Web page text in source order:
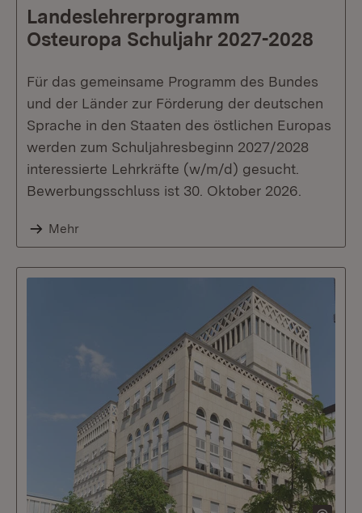
Landeslehrerprogramm
Osteuropa Schuljahr 2027-2028
Für das gemeinsame Programm des Bundes
und der Länder zur Förderung der deutschen
Sprache in den Staaten des östlichen Europas
werden zum Schuljahresbeginn 2027/2028
interessierte Lehrkräfte (w/m/d) gesucht.
Bewerbungsschluss ist 30. Oktober 2026.
Mehr